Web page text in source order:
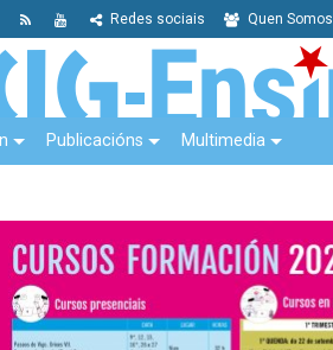
Quen Somos
Redes sociais
Publicacións Multimedia